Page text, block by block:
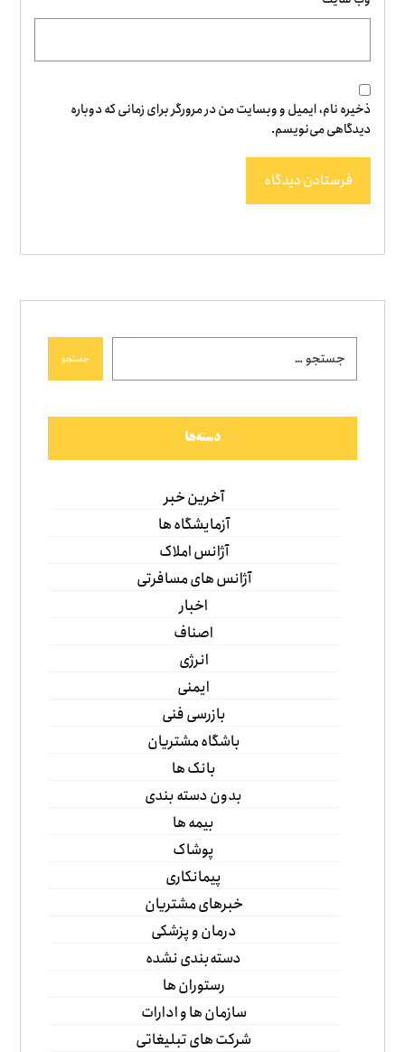
ذخیره نام، ایمیل و وبسایت من در مرورگر برای زمانی که دوباره
دیدگاهی می‌نویسم.
فرستادن دیدگاه
جستجو
دسته‌ها
آخرین خبر
آزمایشگاه ها
آژانس املاک
آژانس های مسافرتی
اخبار
اصناف
انرژی
ایمنی
بازرسی فنی
باشگاه مشتریان
بانک ها
بدون دسته بندی
بیمه ها
پوشاک
پیمانکاری
خبرهای مشتریان
درمان و پزشکی
دسته‌بندی نشده
رستوران ها
سازمان ها و ادارات
شرکت های تبلیغاتی